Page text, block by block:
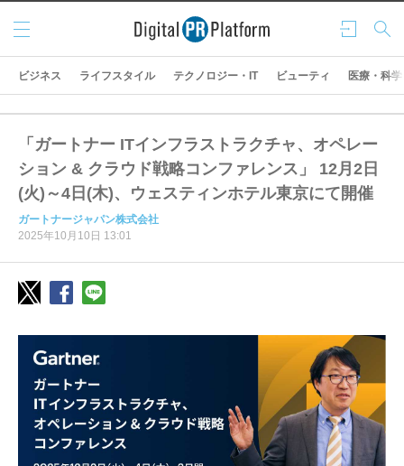
ログ
イン
検索
メニ
ュー
ビジネス ライフスタイル テクノロジー・IT ビューティ 医療・科学
「ガートナー ITインフラストラクチャ、オペレー
ション & クラウド戦略コンファレンス」 12月2日
(火)～4日(木)、ウェスティンホテル東京にて開催
ガートナージャパン株式会社
2025年10月10日 13:01